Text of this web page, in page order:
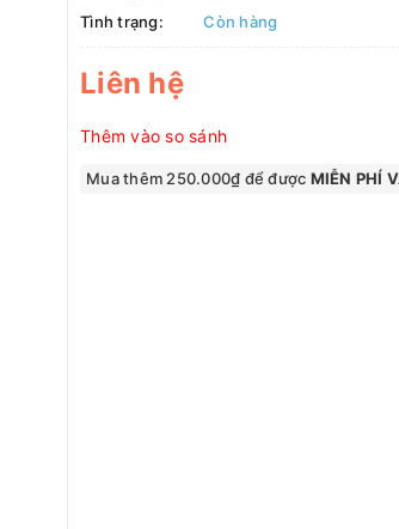
Tình trạng:
Còn hàng
Liên hệ
Thêm vào so sánh
Mua thêm 250.000₫ để được MIỄN PHÍ VẬN